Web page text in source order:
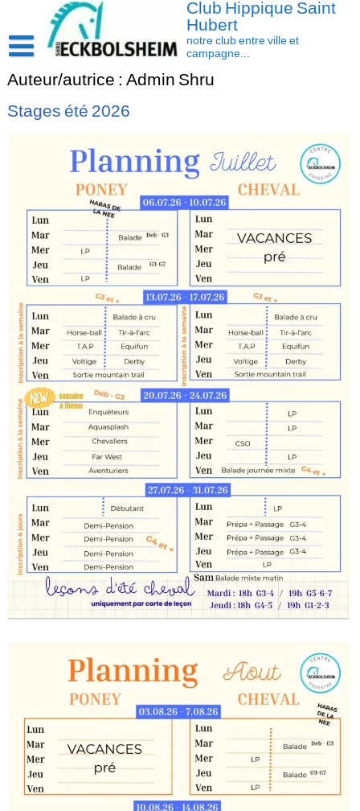
Club Hippique Saint
Hubert
notre club entre ville et
campagne...
Accueil
Saison 2026-2027
Cavasoft client
Présentation
L’équipe
Les installations
La cavalerie : Les chevaux et les poneys
Activités
Disciplines
Compétition
Contact/accès
Auteur/autrice : Admin Shru
Stages été 2026